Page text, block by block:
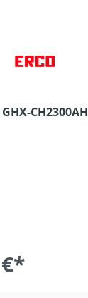
CH2300AH